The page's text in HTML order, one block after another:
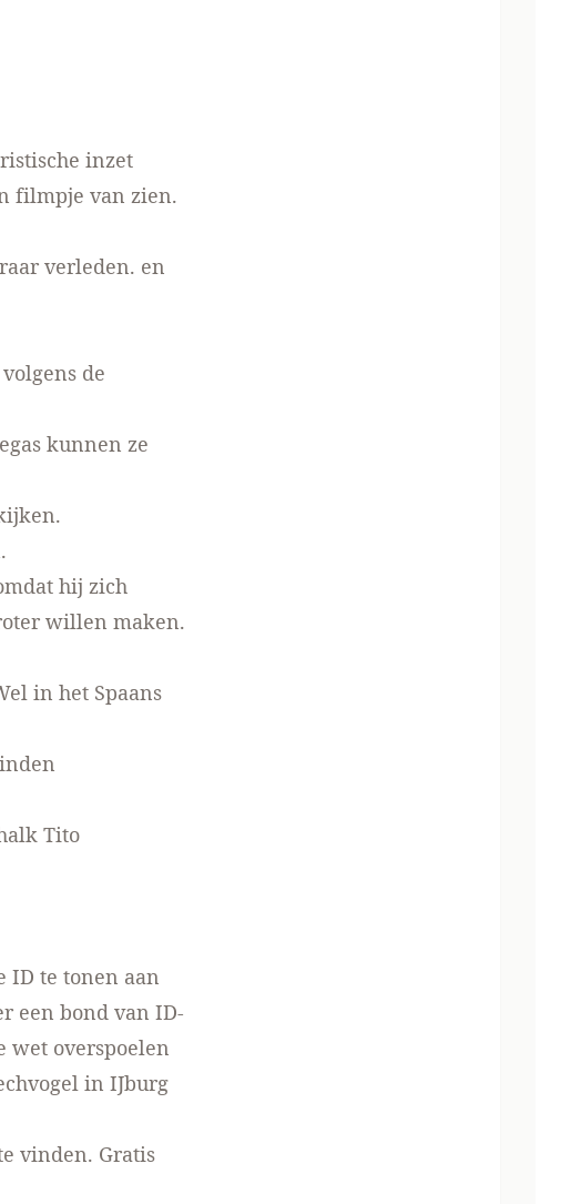
inzet
filmpje van zien.
verleden. en
de
kunnen ze
hij zich
willen maken.
in het Spaans
Tito
ID te tonen aan
een bond van ID-
wet overspoelen
in IJburg
vinden. Gratis